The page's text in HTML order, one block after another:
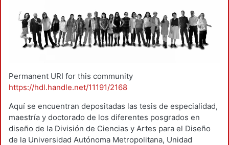
Permanent URI for this community
https://hdl.handle.net/11191/2168
Aquí se encuentran depositadas las tesis de especialidad,
maestría y doctorado de los diferentes posgrados en
diseño de la División de Ciencias y Artes para el Diseño
de la Universidad Autónoma Metropolitana, Unidad